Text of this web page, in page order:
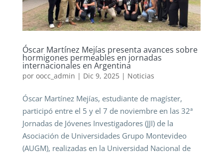
Óscar Martínez Mejías presenta avances sobre
hormigones permeables en jornadas
internacionales en Argentina
por oocc_admin | Dic 9, 2025| Noticias
Óscar Martínez Mejías, estudiante de magíster,
participó entre el 5 y el 7 de noviembre en las 32ª
Jornadas de Jóvenes Investigadores (JJI) de la
Asociación de Universidades Grupo Montevideo
(AUGM), realizadas en la Universidad Nacional de